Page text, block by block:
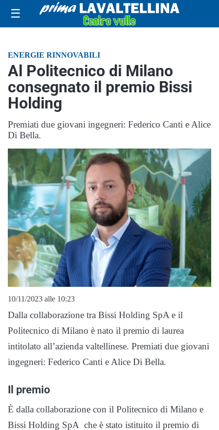
☰
ENERGIE RINNOVABILI
Al Politecnico di Milano
consegnato il premio Bissi
Holding
Premiati due giovani ingegneri: Federico Canti e Alice
Di Bella.
10/11/2023 alle 10:23
Dalla collaborazione tra Bissi Holding SpA e il
Politecnico di Milano è nato il premio di laurea
intitolato all’azienda valtellinese. Premiati due giovani
ingegneri: Federico Canti e Alice Di Bella.
Il premio
È dalla collaborazione con il Politecnico di Milano e
Bissi Holding SpA che è stato istituito il premio di